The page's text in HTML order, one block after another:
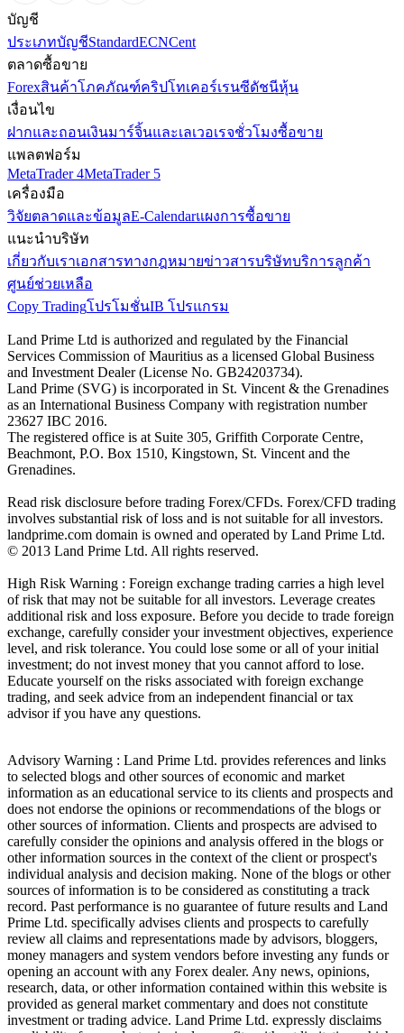
บัญชี
ประเภทบัญชีStandardECNCent
ตลาดซื้อขาย
Forexสินค้าโภคภัณฑ์คริปโทเคอร์เรนซีดัชนีหุ้น
เงื่อนไข
ฝากและถอนเงินมาร์จิ้นและเลเวอเรจชั่วโมงซื้อขาย
แพลตฟอร์ม
MetaTrader 4MetaTrader 5
เครื่องมือ
วิจัยตลาดและข้อมูลE-Calendarแผงการซื้อขาย
แนะนำบริษัท
เกี่ยวกับเราเอกสารทางกฎหมายข่าวสารบริษัทบริการลูกค้า
ศูนย์ช่วยเหลือ
Copy Tradingโปรโมชั่นIB โปรแกรม
Land Prime Ltd is authorized and regulated by the Financial
Services Commission of Mauritius as a licensed Global Business
and Investment Dealer (License No. GB24203734).
Land Prime (SVG) is incorporated in St. Vincent & the Grenadines
as an International Business Company with registration number
23627 IBC 2016.
The registered office is at Suite 305, Griffith Corporate Centre,
Beachmont, P.O. Box 1510, Kingstown, St. Vincent and the
Grenadines.
Read risk disclosure before trading Forex/CFDs. Forex/CFD trading
involves substantial risk of loss and is not suitable for all investors.
landprime.com domain is owned and operated by Land Prime Ltd.
© 2013 Land Prime Ltd. All rights reserved.
High Risk Warning : Foreign exchange trading carries a high level
of risk that may not be suitable for all investors. Leverage creates
additional risk and loss exposure. Before you decide to trade foreign
exchange, carefully consider your investment objectives, experience
level, and risk tolerance. You could lose some or all of your initial
investment; do not invest money that you cannot afford to lose.
Educate yourself on the risks associated with foreign exchange
trading, and seek advice from an independent financial or tax
advisor if you have any questions.
Advisory Warning : Land Prime Ltd. provides references and links
to selected blogs and other sources of economic and market
information as an educational service to its clients and prospects and
does not endorse the opinions or recommendations of the blogs or
other sources of information. Clients and prospects are advised to
carefully consider the opinions and analysis offered in the blogs or
other information sources in the context of the client or prospect's
individual analysis and decision making. None of the blogs or other
sources of information is to be considered as constituting a track
record. Past performance is no guarantee of future results and Land
Prime Ltd. specifically advises clients and prospects to carefully
review all claims and representations made by advisors, bloggers,
money managers and system vendors before investing any funds or
opening an account with any Forex dealer. Any news, opinions,
research, data, or other information contained within this website is
provided as general market commentary and does not constitute
investment or trading advice. Land Prime Ltd. expressly disclaims